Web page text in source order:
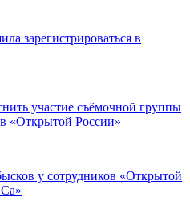
зарегистрироваться в
участие съёмочной группы
«Открытой России»
у сотрудников «Открытой